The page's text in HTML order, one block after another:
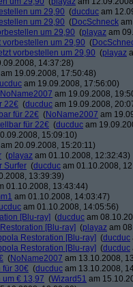
um 29,90 (ducduc am
um 29,90 (DocSchneck
um 29,90 (playaz am
vorbestellen um 29,90 (
vorbestellen um 29,90 (playaz
14:37:28)
am 19.09.2008, 17:50:48)
am 19.09.2008, 17:56:00)
NoName2007 am 19.09.2008,
22€ (ducduc am 19.09.2008,
für 22€ (NoName2007 am
für 22€ (ducduc am
15:09:10)
am 20.09.2008, 15:20:11)
(playaz am 01.10.2008, 12:32:43)
Surfer (ducduc am 01.10.2008,
13:39:39)
01.10.2008, 13:43:44)
am 01.10.2008, 14:03:47)
am 01.10.2008, 14:05:56)
[Blu-ray] (ducduc am
[Blu-ray] (playaz am
Restoration [Blu-ray] (ducduc
Restoration [Blu-ray] (ducduc
(NoName2007 am 13.10.2008,
für 30€ (ducduc am 13.10.2008,
um € 13,97 (Wizard51 am